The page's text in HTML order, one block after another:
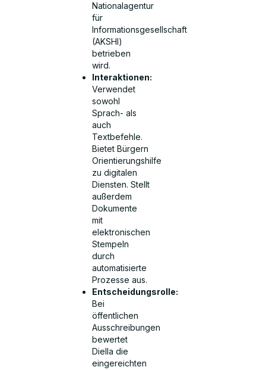
Nationalagentur
für
Informationsgesellschaft
(AKSHI)
betrieben
wird.
Interaktionen:
Verwendet
sowohl
Sprach- als
auch
Textbefehle.
Bietet Bürgern
Orientierungshilfe
zu digitalen
Diensten. Stellt
außerdem
Dokumente
mit
elektronischen
Stempeln
durch
automatisierte
Prozesse aus.
Entscheidungsrolle:
Bei
öffentlichen
Ausschreibungen
bewertet
Diella die
eingereichten